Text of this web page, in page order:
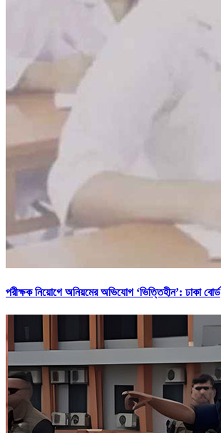
পরীক্ষক নিয়োগে অনিয়মের অভিযোগ ‘ভিত্তিহীন’: ঢাকা বোর্ড